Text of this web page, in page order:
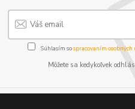
Súhlasím sospracovaním osobných
Môžete sa kedykoľvek